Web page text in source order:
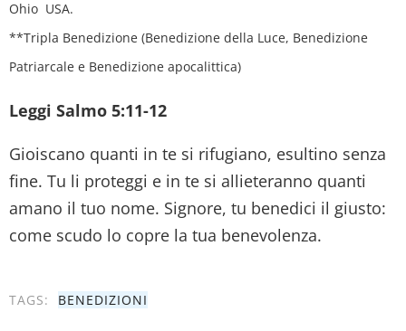
Ohio USA.
**Tripla Benedizione (Benedizione della Luce, Benedizione
Patriarcale e Benedizione apocalittica)
Leggi Salmo 5:11-12
Gioiscano quanti in te si rifugiano, esultino senza
fine. Tu li proteggi e in te si allieteranno quanti
amano il tuo nome. Signore, tu benedici il giusto:
come scudo lo copre la tua benevolenza.
TAGS: BENEDIZIONI